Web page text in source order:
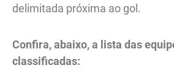
delimitada próxima ao gol.
Confira, abaixo, a lista das
classificadas: